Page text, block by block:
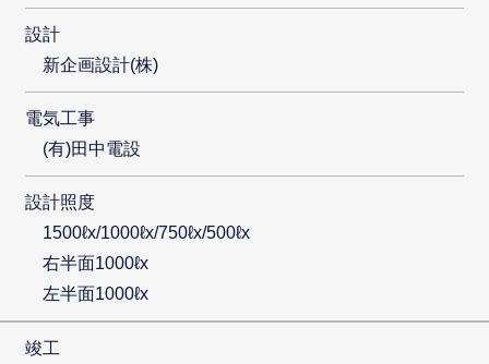
設計
新企画設計(株)
電気工事
(有)田中電設
設計照度
1500ℓx/1000ℓx/750ℓx/500ℓx
右半面1000ℓx
左半面1000ℓx
竣工